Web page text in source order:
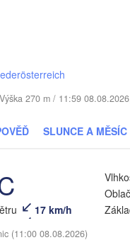
270 m / 11:59
SLUNCE A MĚSÍC
17 km/h
(11:00 08.08.2026)
Бабруйск
(Babrujsk)
(Zhytomyr)
Мазыр
(Salihorsk)
BĚLORUSKO